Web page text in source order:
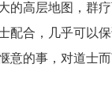
的高层地图，群
配合，几乎可以
的事，对道士